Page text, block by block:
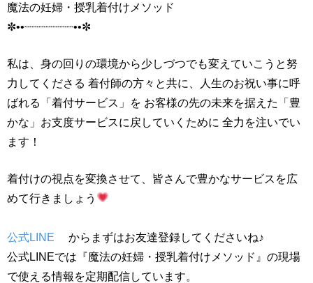
魔法の妊婦・授乳着付けメソッド
✼••┈┈┈┈┈┈┈••✼
私は、身の回りの環境から少しづつでも変えていこうと努
力してくださる 着付師の方々と共に、人生のお祝い事に呼
ばれる「着付サービス」を お客様の先の未来を据えた「豊
かな」お支度サービスに戻していくために 全力を注いでい
ます！
着付けの視点を変換させて、皆さんで豊かなサービスを広
めて行きましょう
公式LINE
からまずはお友達登録してくださいね♪
公式LINEでは『魔法の妊婦・授乳着付けメソッド』の現場
で使える情報を定期配信しています。